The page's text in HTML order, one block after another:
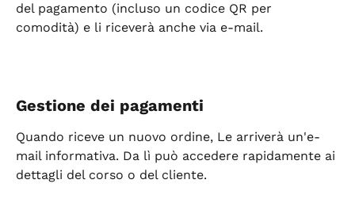
del pagamento (incluso un codice QR per
comodità) e li riceverà anche via e-mail.
Gestione dei pagamenti
Quando riceve un nuovo ordine, Le arriverà un'e-
mail informativa. Da lì può accedere rapidamente ai
dettagli del corso o del cliente.